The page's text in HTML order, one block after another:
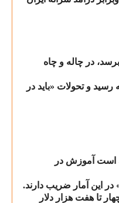
برسد، در چاله و چاه
و تحولات «باید در
است آموزش در
این آمار ضریب دارند.
تا هفت هزار دلار